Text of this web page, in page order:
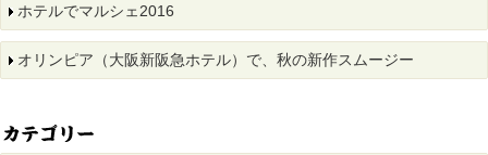
ホテルでマルシェ2016
オリンピア（大阪新阪急ホテル）で、秋の新作スムージー